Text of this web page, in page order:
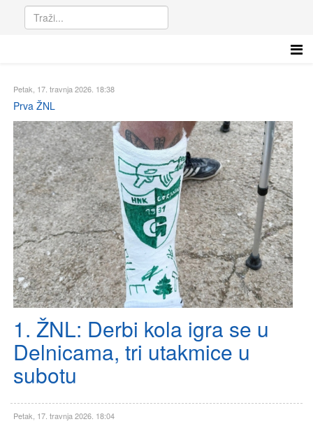
Petak, 17. travnja 2026. 18:38
Prva ŽNL
1. ŽNL: Derbi kola igra se u
Delnicama, tri utakmice u
subotu
Petak, 17. travnja 2026. 18:04